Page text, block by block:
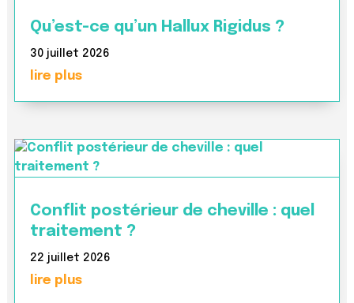
Qu’est-ce qu’un Hallux Rigidus ?
30 juillet 2026
lire plus
Conflit postérieur de cheville : quel
traitement ?
22 juillet 2026
lire plus